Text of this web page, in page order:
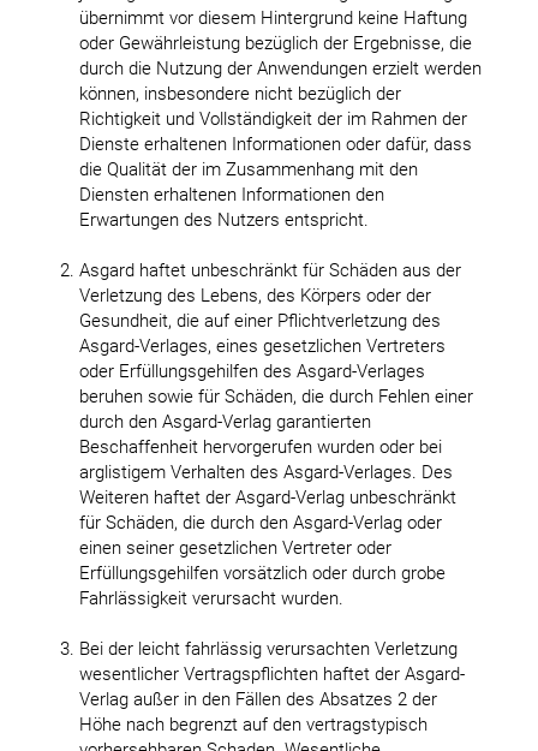
übernimmt vor diesem Hintergrund keine Haftung
oder Gewährleistung bezüglich der Ergebnisse, die
durch die Nutzung der Anwendungen erzielt werden
können, insbesondere nicht bezüglich der
Richtigkeit und Vollständigkeit der im Rahmen der
Dienste erhaltenen Informationen oder dafür, dass
die Qualität der im Zusammenhang mit den
Diensten erhaltenen Informationen den
Erwartungen des Nutzers entspricht.
Asgard haftet unbeschränkt für Schäden aus der
Verletzung des Lebens, des Körpers oder der
Gesundheit, die auf einer Pflichtverletzung des
Asgard-Verlages, eines gesetzlichen Vertreters
oder Erfüllungsgehilfen des Asgard-Verlages
beruhen sowie für Schäden, die durch Fehlen einer
durch den Asgard-Verlag garantierten
Beschaffenheit hervorgerufen wurden oder bei
arglistigem Verhalten des Asgard-Verlages. Des
Weiteren haftet der Asgard-Verlag unbeschränkt
für Schäden, die durch den Asgard-Verlag oder
einen seiner gesetzlichen Vertreter oder
Erfüllungsgehilfen vorsätzlich oder durch grobe
Fahrlässigkeit verursacht wurden.
Bei der leicht fahrlässig verursachten Verletzung
wesentlicher Vertragspflichten haftet der Asgard-
Verlag außer in den Fällen des Absatzes 2 der
Höhe nach begrenzt auf den vertragstypisch